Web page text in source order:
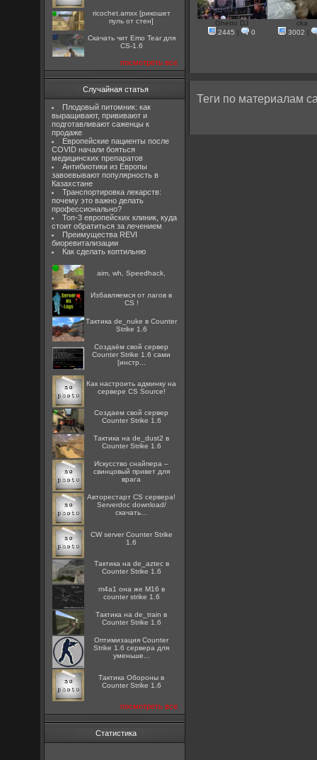
ricochet.amxx [рикошет
пуль от стен]
Скачать чит Emo Tear для
CS-1.6
посмотреть все
Случайная статья
Плодовый питомник: как
выращивают, прививают и
подготавливают саженцы к
продаже
Европейские пациенты после
COVID начали бояться
медицинских препаратов
Антибиотики из Европы
завоевывают популярность в
Казахстане
Транспортировка лекарств:
почему это важно делать
профессионально?
Топ-3 европейских клиник, куда
стоит обратиться за лечением
Преимущества REVI
биоревитализации
Как сделать коптильню
aim, wh, Speedhack,
Избавляемся от лагов в
CS !
Тактика de_nuke в Counter
Strike 1.6
Создаём свой сервер
Counter Strike 1.6 сами
[инстр...
Как настроить админку на
сервере CS Source!
Создаем свой сервер
Counter Strike 1.6
Тактика на de_dust2 в
Counter Strike 1.6
Искусство снайпера –
свинцовый привет для
врага
Авторестарт CS сервера!
Serverdoc download/
скачать...
CW server Counter Strike
1.6
Тактика на de_aztec в
Counter Strike 1.6
m4a1 она же M16 в
counter strike 1.6
Тактика на de_train в
Counter Strike 1.6
Оптимизация Counter
Strike 1.6 сервера для
уменьше...
Тактика Обороны в
Counter Strike 1.6
посмотреть все
Статистика
Ghetto DJ
2445
| 0
cka
3002
|
Теги по материалам